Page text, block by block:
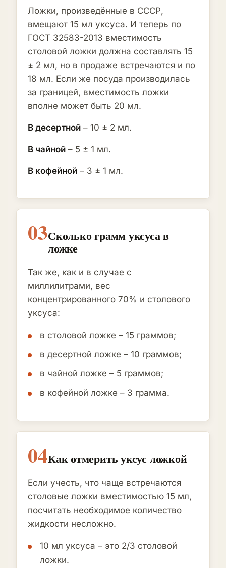
Ложки, произведённые в СССР,
вмещают 15 мл уксуса. И теперь по
ГОСТ 32583-2013 вместимость
столовой ложки должна составлять 15
± 2 мл, но в продаже встречаются и по
18 мл. Если же посуда производилась
за границей, вместимость ложки
вполне может быть 20 мл.
В десертной – 10 ± 2 мл.
В чайной – 5 ± 1 мл.
В кофейной – 3 ± 1 мл.
03Сколько грамм уксуса в
ложке
Так же, как и в случае с
миллилитрами, вес
концентрированного 70% и столового
уксуса:
в столовой ложке – 15 граммов;
в десертной ложке – 10 граммов;
в чайной ложке – 5 граммов;
в кофейной ложке – 3 грамма.
04Как отмерить уксус ложкой
Если учесть, что чаще встречаются
столовые ложки вместимостью 15 мл,
посчитать необходимое количество
жидкости несложно.
10 мл уксуса – это 2/3 столовой
ложки.